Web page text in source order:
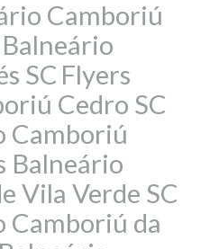
Camboriú
SC Flyers
Cedro SC
Camboriú
Balneário
Vila Verde SC
Camboriú da